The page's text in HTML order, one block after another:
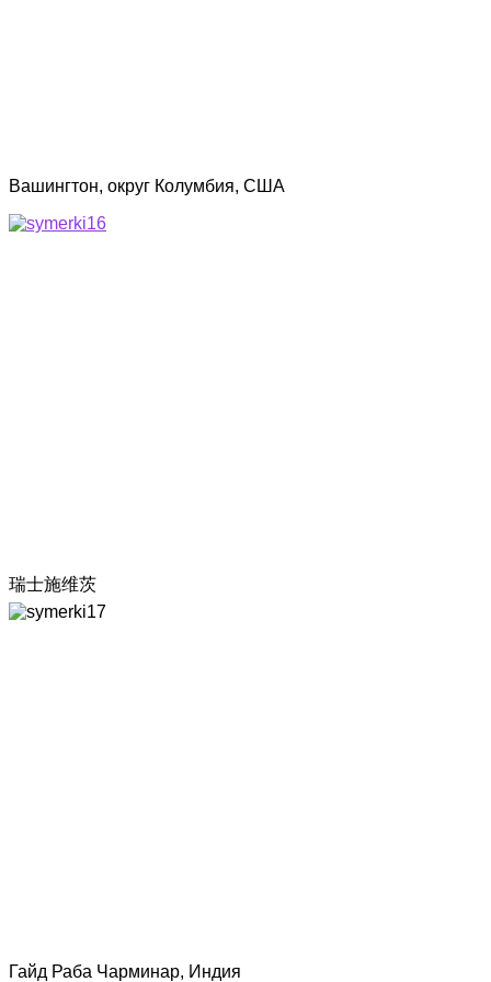
Вашингтон, округ Колумбия, США
瑞士施维茨
Гайд Раба Чарминар, Индия